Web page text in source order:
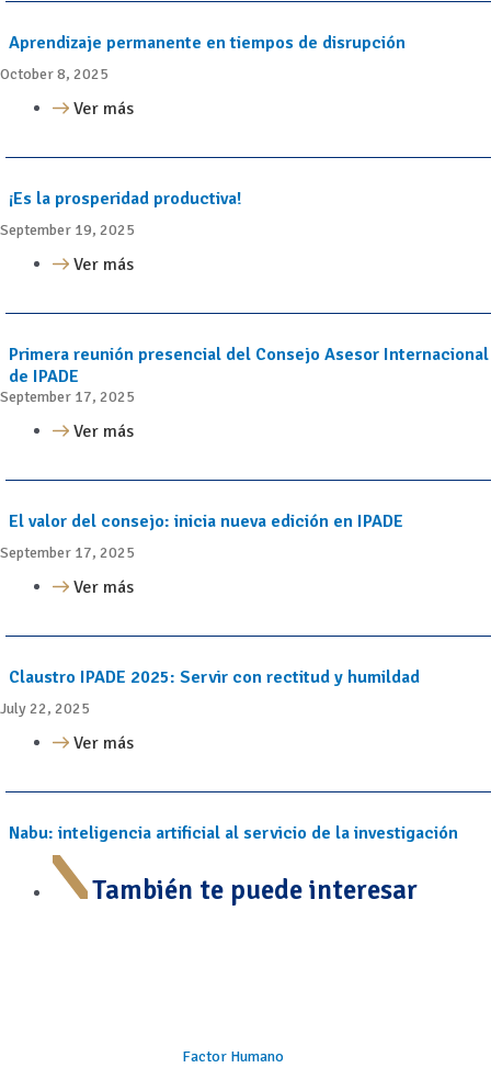
Aprendizaje permanente en tiempos de disrupción
October 8, 2025
Ver más
¡Es la prosperidad productiva!
September 19, 2025
Ver más
Primera reunión presencial del Consejo Asesor Internacional
de IPADE
September 17, 2025
Ver más
El valor del consejo: inicia nueva edición en IPADE
September 17, 2025
Ver más
Claustro IPADE 2025: Servir con rectitud y humildad
July 22, 2025
Ver más
Nabu: inteligencia artificial al servicio de la investigación
También te puede interesar
Factor Humano